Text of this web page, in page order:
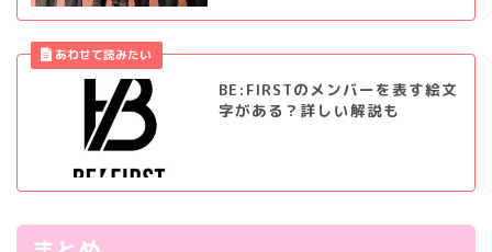
BE:FIRSTのメンバーを表す絵文
字がある？詳しい解説も